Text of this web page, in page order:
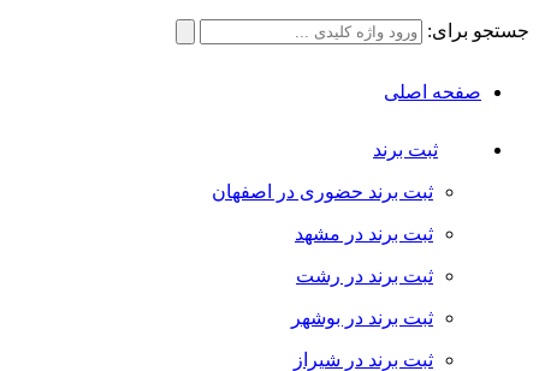
جستجو برای:
صفحه اصلی
ثبت برند
ثبت برند حضوری در اصفهان
ثبت برند در مشهد
ثبت برند در رشت
ثبت برند در بوشهر
ثبت برند در شیراز